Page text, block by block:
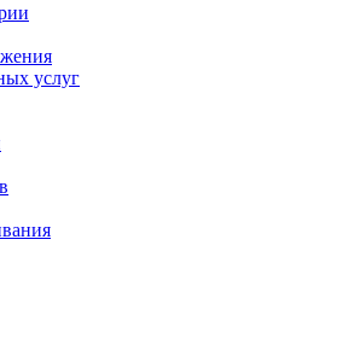
услуг